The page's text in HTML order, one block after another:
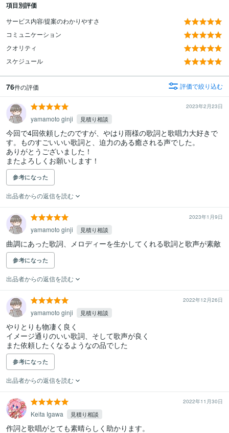
項目別評価
サービス内容/提案のわかりやすさ
コミュニケーション
クオリティ
スケジュール
76件の評価 評価で絞り込む
2023年2月23日
yamamoto ginji 見積り相談
今回で4回依頼したのですが、やはり雨様の歌詞と歌唱力大好きで
す。ものすごいいい歌詞と、迫力のある癒される声でした。
ありがとうございました！
またよろしくお願いします！
参考になった
出品者からの返信を読む
2023年1月9日
yamamoto ginji 見積り相談
参考になった
出品者からの返信を読む
2022年12月26日
yamamoto ginji 見積り相談
やりとりも物凄く良く
イメージ通りのいい歌詞、そして歌声が良く
また依頼したくなるようなの品でした
参考になった
出品者からの返信を読む
2022年11月30日
Keita Igawa 見積り相談
作詞と歌唱がとても素晴らしく助かります。